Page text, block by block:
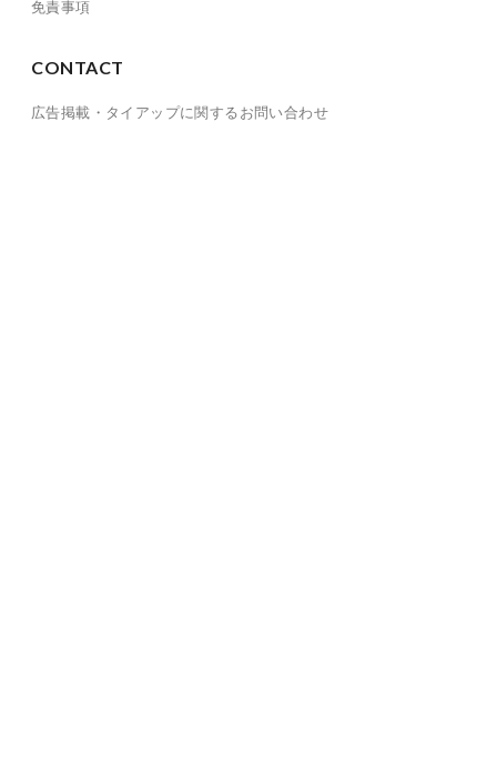
免責事項
CONTACT
広告掲載・タイアップに関するお問い合わせ